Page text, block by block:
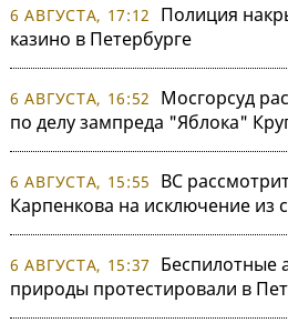
6 АВГУСТА, 17:12
Полиция
казино в Петербурге
6 АВГУСТА, 16:52
Мосгорсуд
по делу зампреда "Яблока"
6 АВГУСТА, 15:55
ВС
Карпенкова на исключение из
6 АВГУСТА, 15:37
Беспилотные
природы протестировали в